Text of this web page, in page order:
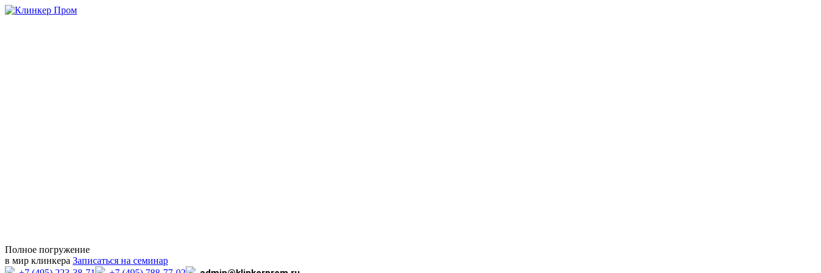
Полное погружение
в мир клинкера Записаться на семинар